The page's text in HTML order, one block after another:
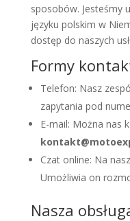
sposobów. Jesteśmy
języku polskim w
dostęp do naszych
Formy
Telefon: Nasz
zapytania pod
E-mail: Można nas
Czat online: Na
Umożliwia on
Nasza